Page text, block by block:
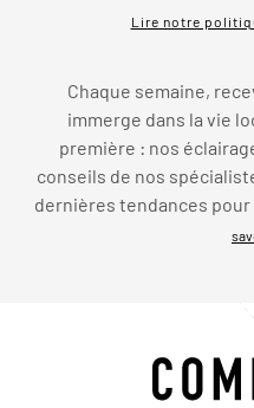
Lire notre
Chaque semaine,
immerge dans la vie
première : nos
conseils de nos
dernières tendances